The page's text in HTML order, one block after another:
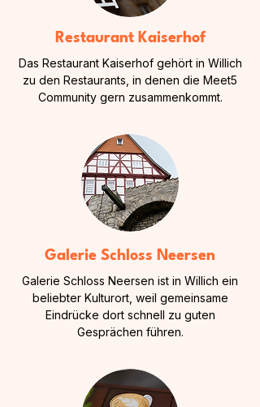
Restaurant Kaiserhof
Das Restaurant Kaiserhof gehört in Willich
zu den Restaurants, in denen die Meet5
Community gern zusammenkommt.
Galerie Schloss Neersen
Galerie Schloss Neersen ist in Willich ein
beliebter Kulturort, weil gemeinsame
Eindrücke dort schnell zu guten
Gesprächen führen.